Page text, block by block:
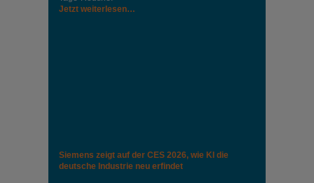
Jetzt weiterlesen…
Siemens zeigt auf der CES 2026, wie KI die
deutsche Industrie neu erfindet